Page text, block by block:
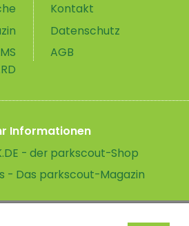
Kontakt
Datenschutz
AGB
Informationen
- der parkscout-Shop
- Das parkscout-Magazin